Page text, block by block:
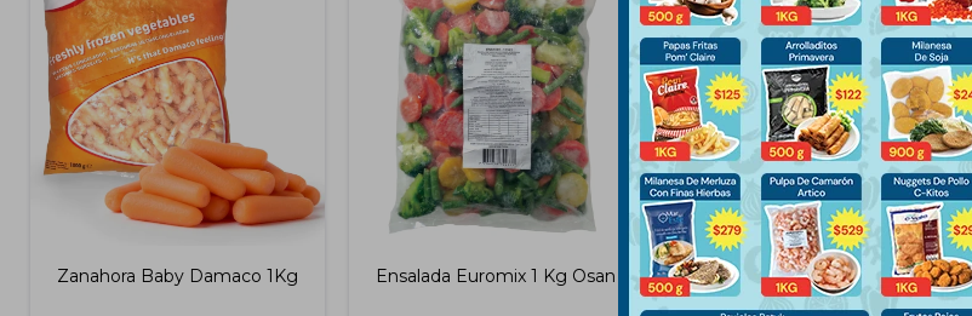
Zanahora Baby Damaco 1Kg Ensalada Euromix 1 Kg Osan Salteado Thai Wok 500 Gramos